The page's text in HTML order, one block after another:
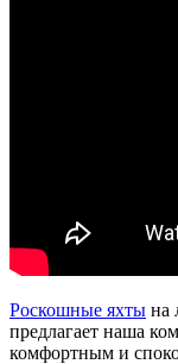
Роскошные яхты на
предлагает наша
комфортным и